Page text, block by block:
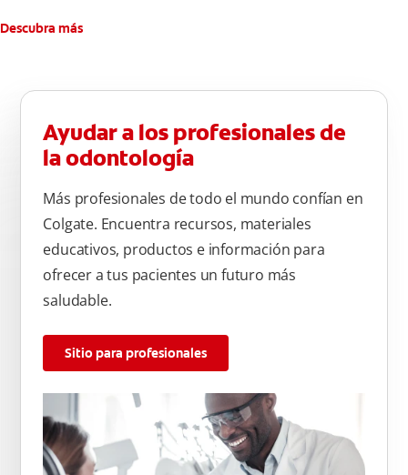
atrás hacia adelante. Cepille la superficie masticatoria (parte
atrás, arriba y abajo, en la parte superior e inferior. No se
olvide de cepillar la lengua para quitar el mal olor causado
por las bacterias.
Descubra más
Ayudar a los profesionales de
la odontología
Más profesionales de todo el mundo confían en
Colgate. Encuentra recursos, materiales
educativos, productos e información para
ofrecer a tus pacientes un futuro más
saludable.
Sitio para profesionales